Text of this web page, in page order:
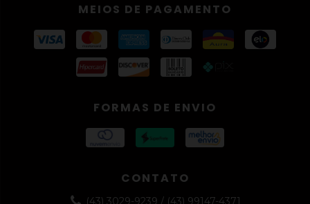
MEIOS DE PAGAMENTO
FORMAS DE ENVIO
CONTATO
(43) 3029-9239 / (43) 99147-4371